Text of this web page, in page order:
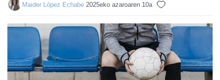
Maider López Echabe 2025eko azaroaren 10a